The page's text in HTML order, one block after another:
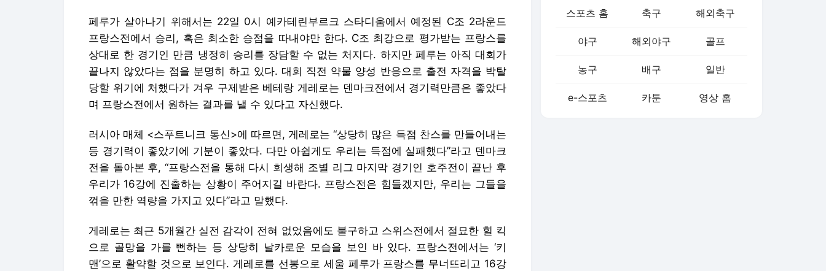
페루가 살아나기 위해서는 22일 0시 예카테린부르크 스타디움에서 예정된 C조 2라운드
프랑스전에서 승리, 혹은 최소한 승점을 따내야만 한다. C조 최강으로 평가받는 프랑스를
상대로 한 경기인 만큼 냉정히 승리를 장담할 수 없는 처지다. 하지만 페루는 아직 대회가
끝나지 않았다는 점을 분명히 하고 있다. 대회 직전 약물 양성 반응으로 출전 자격을 박탈
당할 위기에 처했다가 겨우 구제받은 베테랑 게레로는 덴마크전에서 경기력만큼은 좋았다
며 프랑스전에서 원하는 결과를 낼 수 있다고 자신했다.
러시아 매체 <스푸트니크 통신>에 따르면, 게레로는 “상당히 많은 득점 찬스를 만들어내는
등 경기력이 좋았기에 기분이 좋았다. 다만 아쉽게도 우리는 득점에 실패했다”라고 덴마크
전을 돌아본 후, “프랑스전을 통해 다시 회생해 조별 리그 마지막 경기인 호주전이 끝난 후
우리가 16강에 진출하는 상황이 주어지길 바란다. 프랑스전은 힘들겠지만, 우리는 그들을
꺾을 만한 역량을 가지고 있다”라고 말했다.
게레로는 최근 5개월간 실전 감각이 전혀 없었음에도 불구하고 스위스전에서 절묘한 힐 킥
으로 골망을 가를 뻔하는 등 상당히 날카로운 모습을 보인 바 있다. 프랑스전에서는 ‘키
맨’으로 활약할 것으로 보인다. 게레로를 선봉으로 세울 페루가 프랑스를 무너뜨리고 16강
스포츠 홈 축구 해외축구
야구 해외야구 골프
농구 배구 일반
e-스포츠 카툰 영상 홈